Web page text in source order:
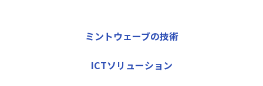
ミントウェーブの技術
ICTソリューション